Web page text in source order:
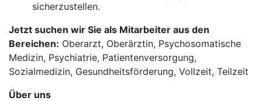
sicherzustellen.
Jetzt suchen wir Sie als Mitarbeiter aus den
Bereichen: Oberarzt, Oberärztin, Psychosomatische
Medizin, Psychiatrie, Patientenversorgung,
Sozialmedizin, Gesundheitsförderung, Vollzeit, Teilzeit
Über uns